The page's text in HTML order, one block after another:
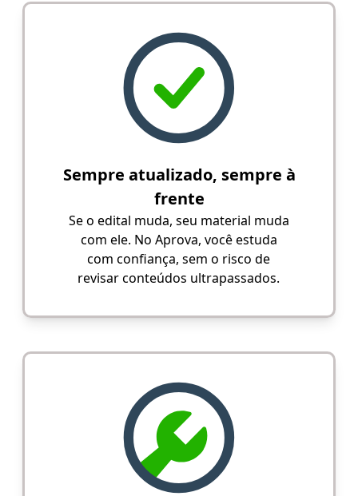
Sempre atualizado, sempre à
frente
Se o edital muda, seu material muda
com ele. No Aprova, você estuda
com confiança, sem o risco de
revisar conteúdos ultrapassados.